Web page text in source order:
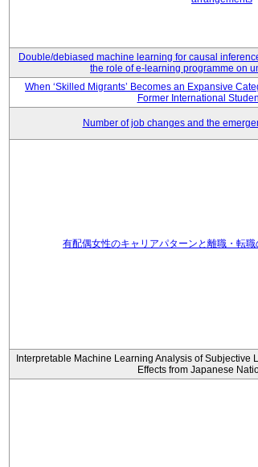
Double/debiased machine learning for causal
the role of e-learning programme on
When ‘Skilled Migrants’ Becomes an Expansive
Former International
Number of job changes and the
有配偶女性のキャリアパターンと離職・転
Interpretable Machine Learning Analysis of Subjective
Effects from Japanese